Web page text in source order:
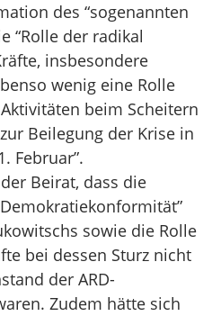
des “sogenannten
“Rolle der radikal
insbesondere
wenig eine Rolle
beim Scheitern
Beilegung der Krise in
Februar”.
Beirat, dass die
sowie die Rolle
bei dessen Sturz nicht
der ARD-
Zudem hätte sich